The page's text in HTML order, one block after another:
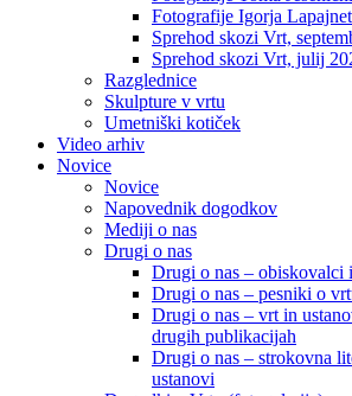
Fotografije Igorja
Sprehod skozi Vrt,
Sprehod skozi Vrt, julij
Razglednice
Skulpture v vrtu
Umetniški kotiček
Video arhiv
Novice
Novice
Napovednik dogodkov
Mediji o nas
Drugi o nas
Drugi o nas – obiskovalci
Drugi o nas – pesniki o
Drugi o nas – vrt in
drugih publikacijah
Drugi o nas – strokovna
ustanovi